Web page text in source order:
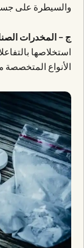
والسيطرة على
ج – المخدرات
استخلاصها
الأنواع